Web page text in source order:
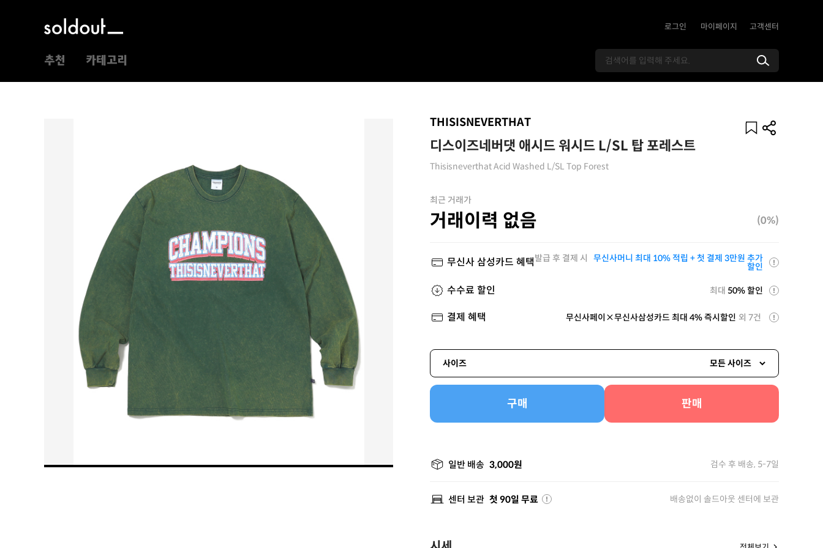
로그인 마이페이지 고객센터
추천 카테고리
THISISNEVERTHAT
디스이즈네버댓 애시드 워시드 L/SL 탑 포레스트
Thisisneverthat Acid Washed L/SL Top Forest
최근 거래가
거래이력 없음 (0%)
무신사 삼성카드 혜택발급 후 결제 시 무신사머니 최대 10% 적립 + 첫 결제 3만원 추가
할인
수수료 할인 최대 50% 할인
결제 혜택 무신사페이×무신사삼성카드 최대 4% 즉시할인 외 7건
사이즈 모든 사이즈
구매 판매
일반 배송 3,000원 검수 후 배송, 5-7일
센터 보관 첫 90일 무료 배송없이 솔드아웃 센터에 보관